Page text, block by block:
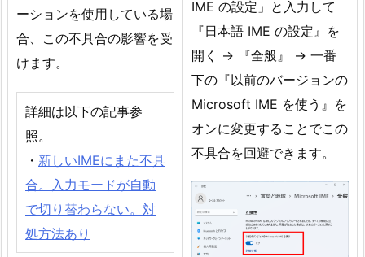
ーションを使用している場
合、この不具合の影響を受
けます。
詳細は以下の記事参
照。
・ 新しいIMEにまた不具
合。入力モードが自動
で切り替わらない。対
処方法あり
IME の設定」と入力して
『日本語 IME の設定』を
開く → 『全般』 → 一番
下の『以前のバージョンの
Microsoft IME を使う』を
オンに変更することでこの
不具合を回避できます。